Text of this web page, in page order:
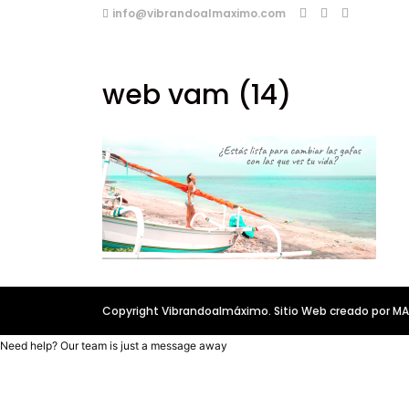
info@vibrandoalmaximo.com
web vam (14)
Copyright Vibrandoalmáximo. Sitio Web creado por
Need help? Our team is just a message away